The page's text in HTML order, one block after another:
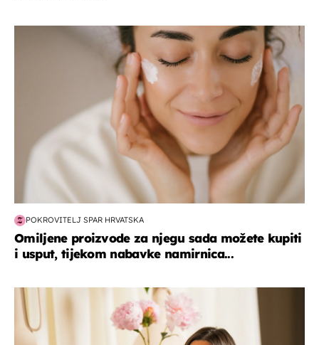
moda & ljepota
POKROVITELJ SPAR HRVATSKA
Omiljene proizvode za njegu sada možete kupiti
i usput, tijekom nabavke namirnica...
moda & ljepota